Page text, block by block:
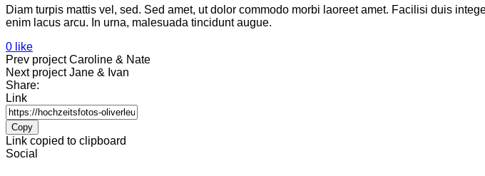
Diam turpis mattis vel, sed. Sed amet, ut dolor commodo morbi laoreet amet. Facilisi duis
enim lacus arcu. In urna, malesuada tincidunt augue.
0 like
Prev project Caroline & Nate
Next project Jane & Ivan
Share:
Link
Copy
Link copied to clipboard
Social